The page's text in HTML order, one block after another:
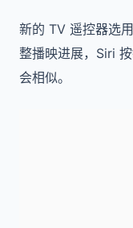
新的 TV 遥控器选
整播映进展，Siri
会相似。